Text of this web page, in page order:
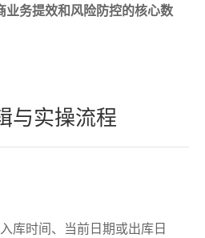
务提效和风险防控的核心数
与实操流程
库时间、当前日期或出库日